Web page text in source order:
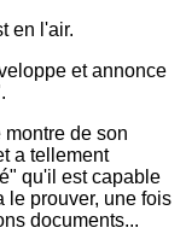
en l'air.
et annonce
de son
a tellement
qu'il est capable
le prouver, une fois
documents...